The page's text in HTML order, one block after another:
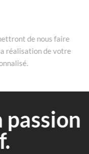
de nous faire
réalisation de votre
passion